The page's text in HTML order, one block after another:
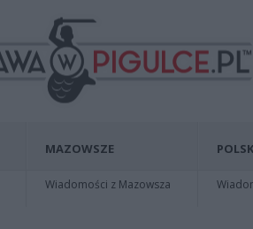
MAZOWSZE
Wiadomości z Mazowsza